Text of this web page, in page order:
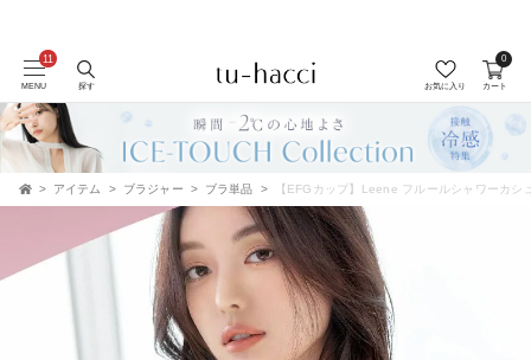
MENU 探す お気に入り カート
0
アイテム ブラジャー ブラ単品 【EFGカップ】Leene フルールシャワーカシ